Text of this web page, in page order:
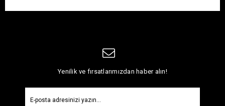
Yenilik ve fırsatlarımızdan haber alın!